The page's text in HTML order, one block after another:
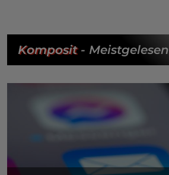
Komposit- Meistgelesen